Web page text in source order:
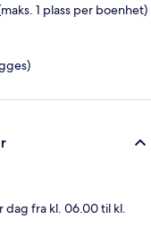
1 plass per boenhet)
dag fra kl. 06.00 til kl.